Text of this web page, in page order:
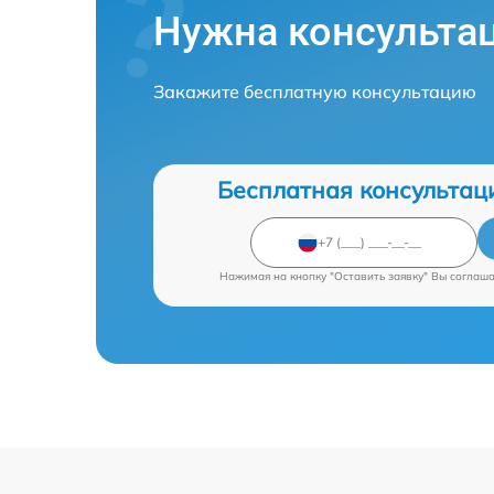
Нужна
Закажите бесплатную консультацию
Бесплатная
Нажимая на кнопку "Оставить заявку" Вы